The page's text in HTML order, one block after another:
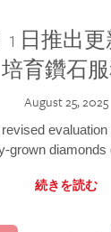
1 日推出
培育鑽石
August 25, 2025
grown diamonds
続きを読む